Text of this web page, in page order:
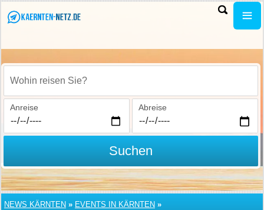
Wohin reisen Sie?
Anreise Abreise
Suchen
NEWS KÄRNTEN » EVENTS IN KÄRNTEN »